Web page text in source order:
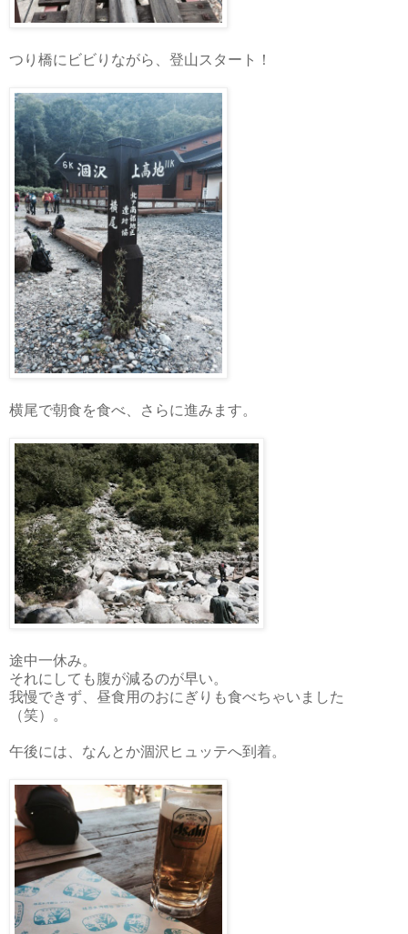
つり橋にビビりながら、登山スタート！
横尾で朝食を食べ、さらに進みます。
途中一休み。
それにしても腹が減るのが早い。
我慢できず、昼食用のおにぎりも食べちゃいました
（笑）。
午後には、なんとか涸沢ヒュッテへ到着。